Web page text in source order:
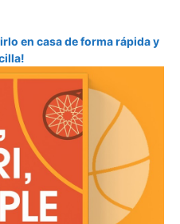
en casa de forma rápida y